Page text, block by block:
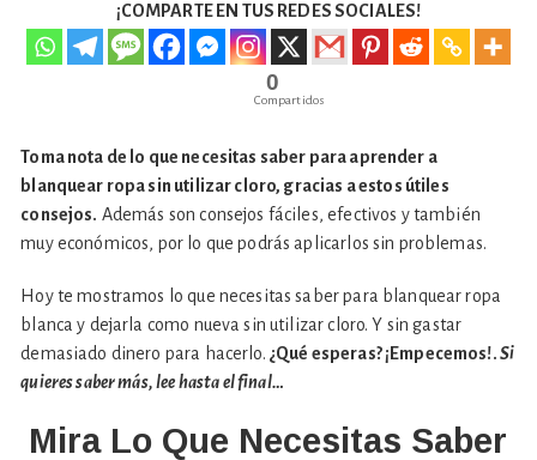
¡COMPARTE EN TUS REDES SOCIALES!
0
Compartidos
Toma nota de lo que necesitas saber para aprender a
blanquear ropa sin utilizar cloro, gracias a estos útiles
consejos. Además son consejos fáciles, efectivos y también
muy económicos, por lo que podrás aplicarlos sin problemas.
Hoy te mostramos lo que necesitas saber para blanquear ropa
blanca y dejarla como nueva sin utilizar cloro. Y sin gastar
demasiado dinero para hacerlo. ¿Qué esperas? ¡Empecemos!.Si
quieres saber más, lee hasta el final…
Mira Lo Que Necesitas Saber